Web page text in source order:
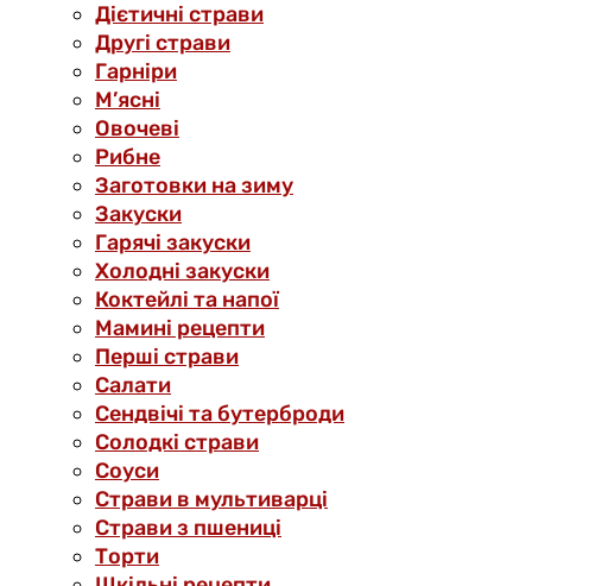
Дієтичні страви
Другі страви
Гарніри
М’ясні
Овочеві
Рибне
Заготовки на зиму
Закуски
Гарячі закуски
Холодні закуски
Коктейлі та напої
Мамині рецепти
Перші страви
Салати
Сендвічі та бутерброди
Солодкі страви
Соуси
Страви в мультиварці
Страви з пшениці
Торти